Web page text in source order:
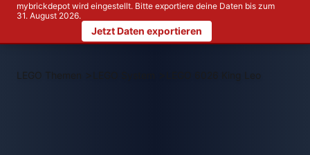
mybrickdepot wird eingestellt. Bitte exportiere deine Daten bis zum
31. August 2026.
Jetzt Daten exportieren
LEGO Themen > LEGO 6026 King Leo